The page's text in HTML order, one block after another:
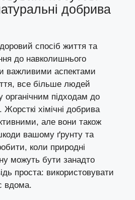
добрива
спосіб життя та
до навколишнього
важливими аспектами
все більше людей
органічним підходам до
хімічні добрива
але вони також
вашому ґрунту та
коли природні
можуть бути занадто
проста: використовувати
вдома.